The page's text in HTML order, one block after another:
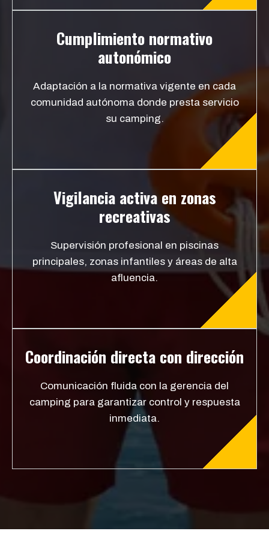
Cumplimiento normativo
autonómico
Adaptación a la normativa vigente en cada
comunidad autónoma donde presta servicio
su camping.
Vigilancia activa en zonas
recreativas
Supervisión profesional en piscinas
principales, zonas infantiles y áreas de alta
afluencia.
Coordinación directa con dirección
Comunicación fluida con la gerencia del
camping para garantizar control y respuesta
inmediata.